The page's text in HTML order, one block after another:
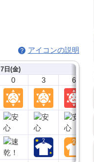
アイコンの説明
7日(金)
0 3 6